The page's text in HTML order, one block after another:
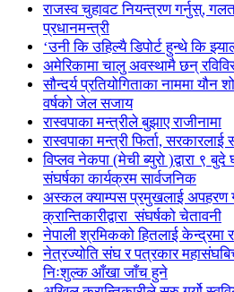
राजस्व चुहावट नियन्त्रण गर्नुस्,
प्रधानमन्त्री
‘उनी कि उहिल्यै डिपोर्ट हुन्थे कि
अमेरिकामा चालु अवस्थामै छन्
सौन्दर्य प्रतियोगिताका नाममा यौन
वर्षको जेल सजाय
रास्वपाका मन्त्रीले बुझाए राजीनामा
रास्वपाका मन्त्री फिर्ता,
विप्लव नेकपा (मेची ब्युरो )द्वारा ९ बुदे
संघर्षका कार्यक्रम सार्वजनिक
अस्कल क्याम्पस प्रमुखलाई अपहरण
क्रान्तिकारीद्वारा संघर्षको चेतावनी
नेपाली श्रमिकको हितलाई केन्द्रमा
नेत्रज्योति संघ र पत्रकार
निःशुल्क आँखा जाँच हुने